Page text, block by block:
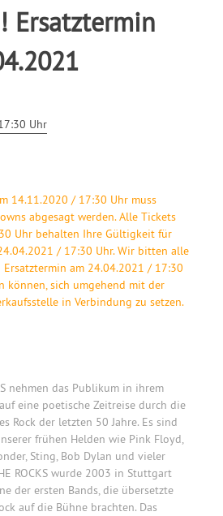
! Ersatztermin
Uhr
14.11.2020 / 17:30 Uhr muss
abgesagt werden. Alle Tickets
Uhr behalten Ihre Gültigkeit für
/ 17:30 Uhr. Wir bitten alle
am 24.04.2021 / 17:30
können, sich umgehend mit der
in Verbindung zu setzen.
nehmen das Publikum in ihrem
eine poetische Zeitreise durch die
Rock der letzten 50 Jahre. Es sind
frühen Helden wie Pink Floyd,
Sting, Bob Dylan und vieler
ROCKS wurde 2003 in Stuttgart
der ersten Bands, die übersetzte
auf die Bühne brachten. Das